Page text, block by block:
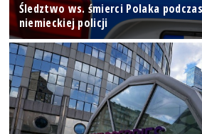
Śledztwo ws. śmierci Polaka
niemieckiej policji